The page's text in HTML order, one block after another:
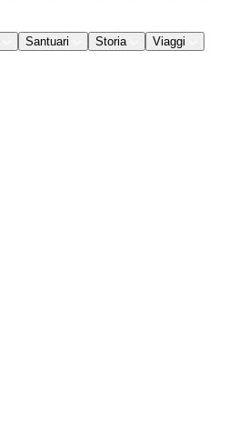
Santuari Storia Viaggi